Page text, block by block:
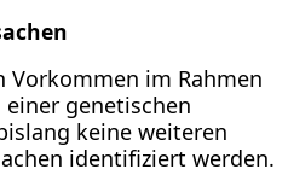
Vorkommen im Rahmen
genetischen
keine weiteren
identifiziert werden.